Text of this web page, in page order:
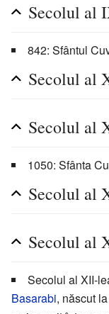
Secolul al
842: Sfântul
Secolul al
Secolul al
1050: Sfânta
Secolul al
Secolul al
Secolul al XII-
Basarabi, născut